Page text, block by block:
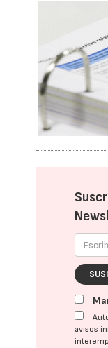
avisos